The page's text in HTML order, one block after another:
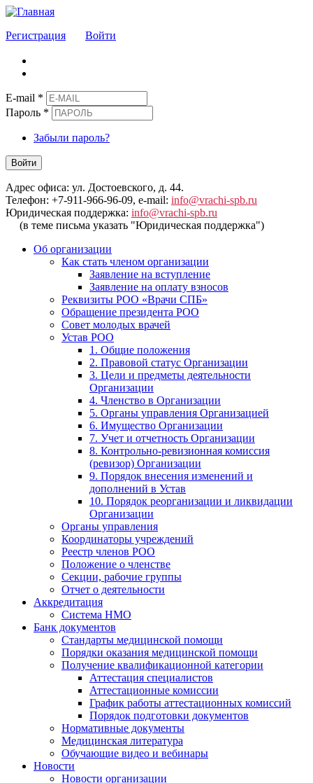
Регистрация Войти
E-mail *
Пароль *
Забыли пароль?
Войти
Адрес офиса: ул. Достоевского, д. 44.
Телефон: +7-911-966-96-09, e-mail: info@vrachi-spb.ru
Юридическая поддержка: info@vrachi-spb.ru
(в теме письма указать "Юридическая поддержка")
Об организации
Как стать членом организации
Заявление на вступление
Заявление на оплату взносов
Реквизиты РОО «Врачи СПБ»
Обращение президента РОО
Совет молодых врачей
Устав РОО
1. Общие положения
2. Правовой статус Организации
3. Цели и предметы деятельности
Организации
4. Членство в Организации
5. Органы управления Организацией
6. Имущество Организации
7. Учет и отчетность Организации
8. Контрольно-ревизионная комиссия
(ревизор) Организации
9. Порядок внесения изменений и
дополнений в Устав
10. Порядок реорганизации и ликвидации
Организации
Органы управления
Координаторы учреждений
Реестр членов РОО
Положение о членстве
Секции, рабочие группы
Отчет о деятельности
Аккредитация
Система НМО
Банк документов
Стандарты медицинской помощи
Порядки оказания медицинской помощи
Получение квалификационной категории
Аттестация специалистов
Аттестационные комиссии
График работы аттестационных комиссий
Порядок подготовки документов
Нормативные документы
Медицинская литература
Обучающие видео и вебинары
Новости
Новости организации